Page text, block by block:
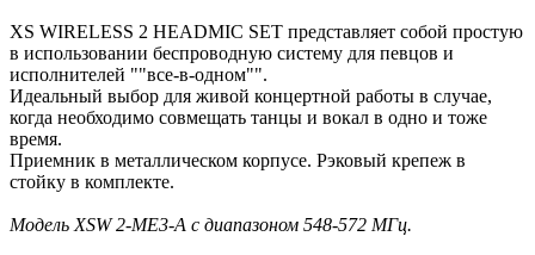
XS WIRELESS 2 HEADMIC SET представляет собой простую
в использовании беспроводную систему для певцов и
исполнителей ""все-в-одном"".
Идеальный выбор для живой концертной работы в случае,
когда необходимо совмещать танцы и вокал в одно и тоже
время.
Приемник в металлическом корпусе. Рэковый крепеж в
стойку в комплекте.
Модель XSW 2-ME3-A с диапазоном 548-572 МГц.